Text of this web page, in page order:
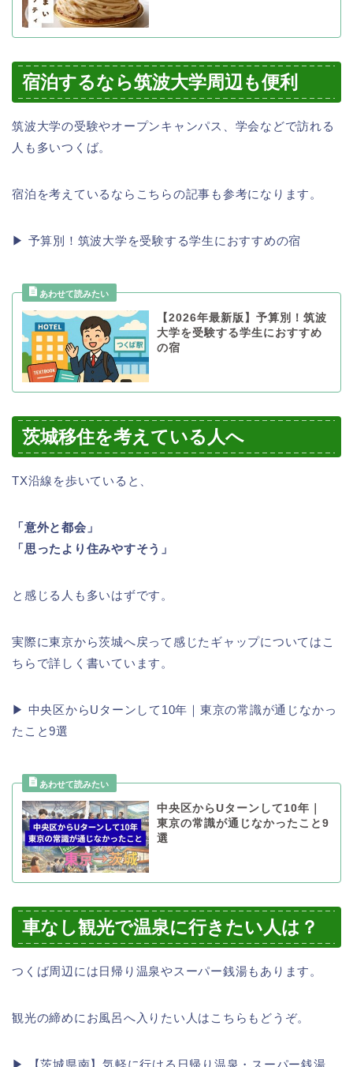
宿泊するなら筑波大学周辺も便利
筑波大学の受験やオープンキャンパス、学会などで訪れる
人も多いつくば。
宿泊を考えているならこちらの記事も参考になります。
▶ 予算別！筑波大学を受験する学生におすすめの宿
【2026年最新版】予算別！筑波
大学を受験する学生におすすめ
の宿
茨城移住を考えている人へ
TX沿線を歩いていると、
「意外と都会」
「思ったより住みやすそう」
と感じる人も多いはずです。
実際に東京から茨城へ戻って感じたギャップについてはこ
ちらで詳しく書いています。
▶ 中央区からUターンして10年｜東京の常識が通じなかっ
たこと9選
中央区からUターンして10年｜
東京の常識が通じなかったこと9
選
車なし観光で温泉に行きたい人は？
つくば周辺には日帰り温泉やスーパー銭湯もあります。
観光の締めにお風呂へ入りたい人はこちらもどうぞ。
▶ 【茨城県南】気軽に行ける日帰り温泉・スーパー銭湯